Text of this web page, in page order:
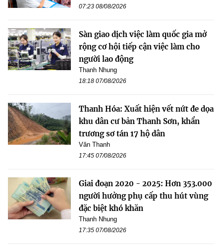
07:23 08/08/2026
Sàn giao dịch việc làm quốc gia mở
rộng cơ hội tiếp cận việc làm cho
người lao động
Thanh Nhung
18:18 07/08/2026
Thanh Hóa: Xuất hiện vết nứt đe dọa
khu dân cư bản Thanh Sơn, khẩn
trương sơ tán 17 hộ dân
Văn Thanh
17:45 07/08/2026
Giai đoạn 2020 - 2025: Hơn 353.000
người hưởng phụ cấp thu hút vùng
đặc biệt khó khăn
Thanh Nhung
17:35 07/08/2026